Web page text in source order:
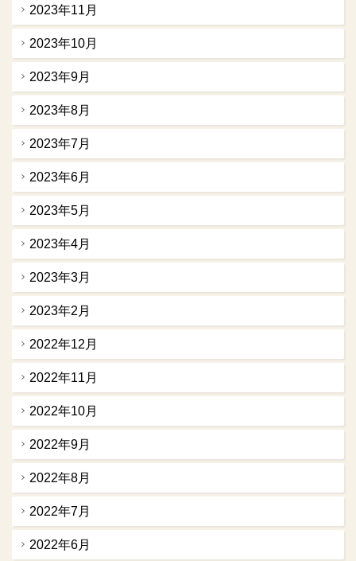
2023年11月
2023年10月
2023年9月
2023年8月
2023年7月
2023年6月
2023年5月
2023年4月
2023年3月
2023年2月
2022年12月
2022年11月
2022年10月
2022年9月
2022年8月
2022年7月
2022年6月